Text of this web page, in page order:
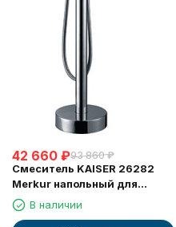
42 660 ₽93 860 ₽
Смеситель KAISER 26282
Merkur напольный для
ванны, Хром
В наличии